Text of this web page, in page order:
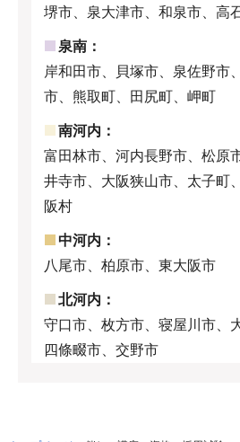
堺市、泉大津市、和泉市、高
泉南：
岸和田市、貝塚市、泉佐野市
市、熊取町、田尻町、岬町
南河内：
富田林市、河内長野市、松原
井寺市、大阪狭山市、太子町
阪村
中河内：
八尾市、柏原市、東大阪市
北河内：
守口市、枚方市、寝屋川市、
四條畷市、交野市